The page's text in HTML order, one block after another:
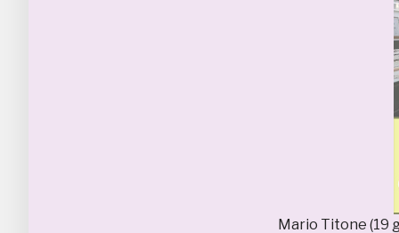
Mario Titone (19